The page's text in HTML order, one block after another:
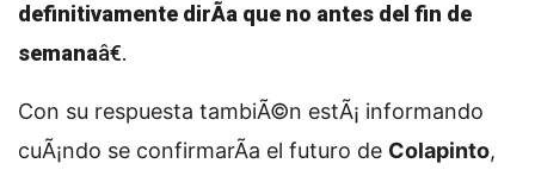
definitivamente dirÃ­a que no antes del fin de
semanaâ€.
Con su respuesta tambiÃ©n estÃ¡ informando
cuÃ¡ndo se confirmarÃ­a el futuro de Colapinto,